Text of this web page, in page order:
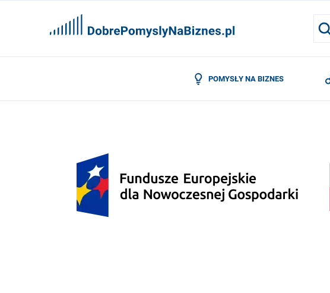
POMYSŁY NA BIZNES